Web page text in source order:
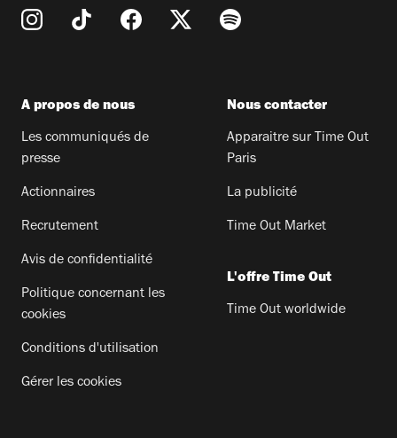
A propos de nous
Les communiqués de
presse
Actionnaires
Recrutement
Avis de confidentialité
Politique concernant les
cookies
Conditions d'utilisation
Gérer les cookies
Nous contacter
Apparaitre sur Time Out
Paris
La publicité
Time Out Market
L'offre Time Out
Time Out worldwide